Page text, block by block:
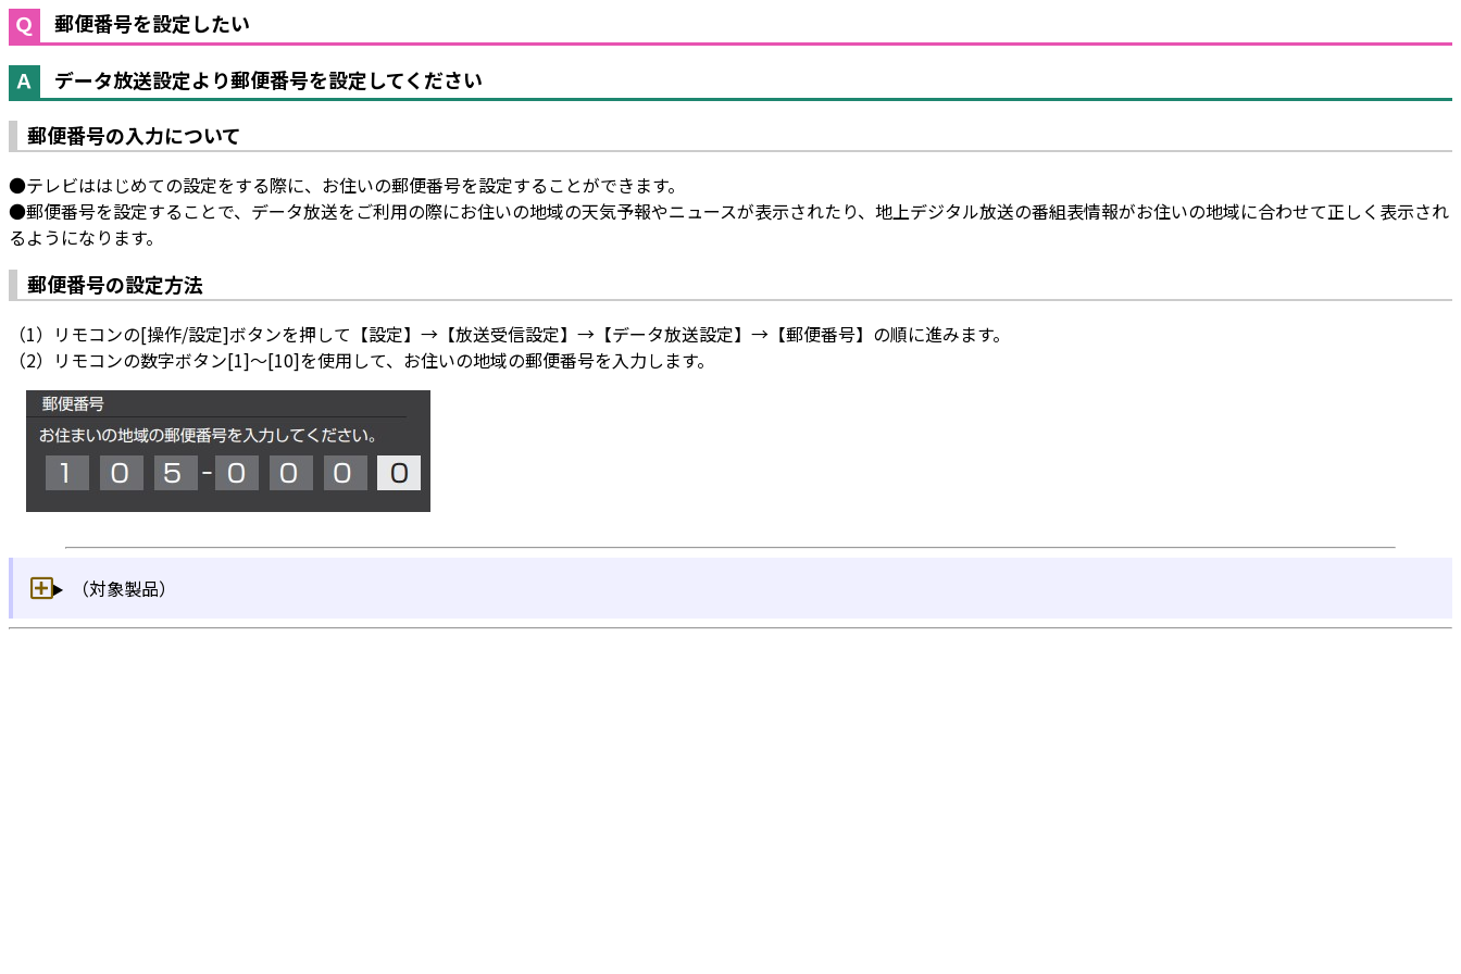
郵便番号を設定したい
データ放送設定より郵便番号を設定してください
郵便番号の入力について
●テレビははじめての設定をする際に、お住いの郵便番号を設定することができます。
●郵便番号を設定することで、データ放送をご利用の際にお住いの地域の天気予報やニュースが表示されたり、地上デジタル放送の番組表情報がお住いの地域に合わせて正しく表示され
るようになります。
郵便番号の設定方法
（1）リモコンの[操作/設定]ボタンを押して【設定】→【放送受信設定】→【データ放送設定】→【郵便番号】の順に進みます。
（2）リモコンの数字ボタン[1]～[10]を使用して、お住いの地域の郵便番号を入力します。
（対象製品）